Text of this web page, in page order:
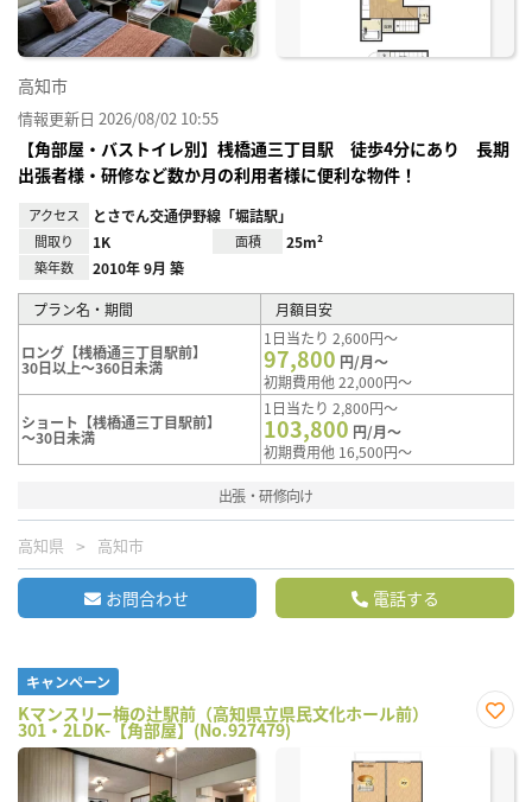
高知市
情報更新日 2026/08/02 10:55
【角部屋・バストイレ別】桟橋通三丁目駅 徒歩4分にあり 長期
出張者様・研修など数か月の利用者様に便利な物件！
アクセス とさでん交通伊野線「堀詰駅」
間取り 1K 面積 25m²
築年数 2010年 9月 築
プラン名・期間 月額目安
ロング【桟橋通三丁目駅前】
30日以上～360日未満
1日当たり 2,600円～
97,800 円/月～
初期費用他 22,000円～
ショート【桟橋通三丁目駅前】
～30日未満
1日当たり 2,800円～
103,800 円/月～
初期費用他 16,500円～
出張・研修向け
高知県 高知市
お問合わせ 電話する
キャンペーン
Kマンスリー梅の辻駅前（高知県立県民文化ホール前）
301・2LDK-【角部屋】(No.927479)
に入